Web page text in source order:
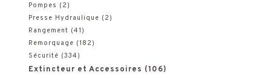
Pompes (2)
Presse Hydraulique (2)
Rangement (41)
Remorquage (182)
Sécurité (334)
Extincteur et Accessoires (106)